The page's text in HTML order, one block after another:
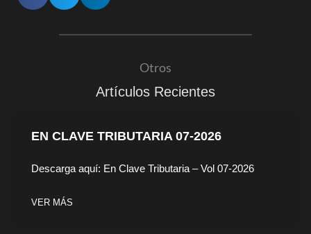
Otros
Artículos Recientes
EN CLAVE TRIBUTARIA 07-2026
Descarga aquí: En Clave Tributaria – Vol 07-2026
VER MÁS